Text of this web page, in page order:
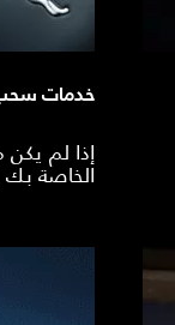
خدمات
إذا لم
الخاصة بك